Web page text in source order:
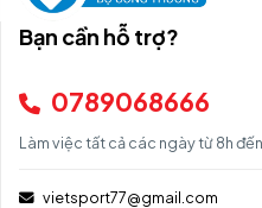
Bạn cần hỗ trợ?
0789068666
Làm việc tất cả các ngày từ 8h
vietsport77@gmail.com